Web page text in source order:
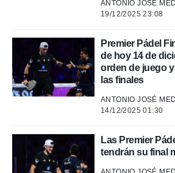
ANTONIO JOSÉ
19/12/2025 23:08
Premier Pádel
de hoy 14 de
orden de juego
las finales
ANTONIO JOSÉ
14/12/2025 01:30
Las Premier
tendrán su final